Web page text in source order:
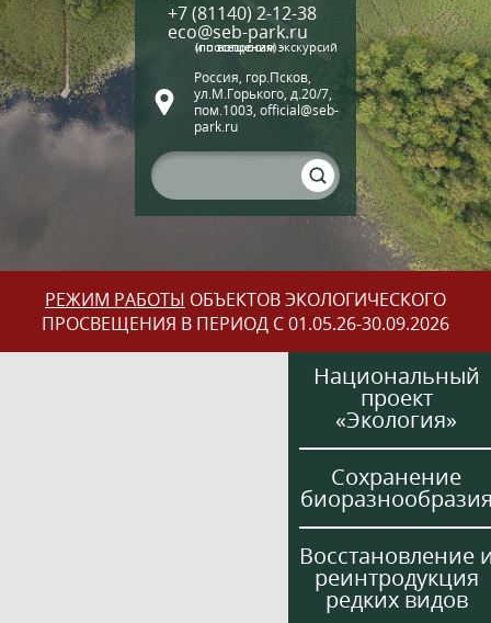
+7 (81140) 2-12-38
eco@seb-park.ru
(по вопросам экскурсий и посещения)
Россия, гор.Псков,
ул.М.Горького, д.20/7,
пом.1003, official@seb-
park.ru
РЕЖИМ РАБОТЫ ОБЪЕКТОВ ЭКОЛОГИЧЕСКОГО
ПРОСВЕЩЕНИЯ В ПЕРИОД С 01.05.26-30.09.2026
Национальный
проект
«Экология»
Сохранение
Восстановление
реинтродукция
редких видов